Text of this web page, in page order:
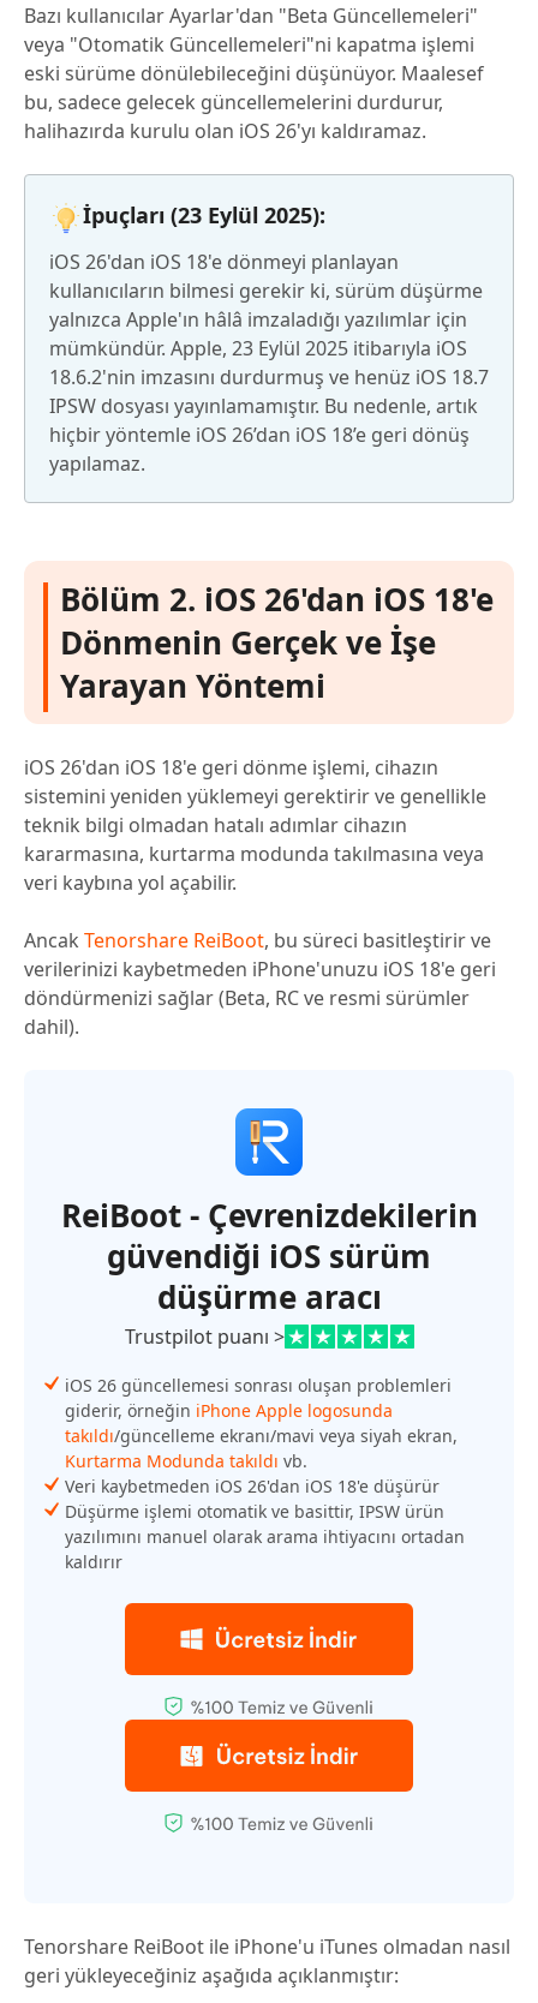
Bazı kullanıcılar Ayarlar'dan "Beta Güncellemeleri"
veya "Otomatik Güncellemeleri"ni kapatma işlemi
eski sürüme dönülebileceğini düşünüyor. Maalesef
bu, sadece gelecek güncellemelerini durdurur,
halihazırda kurulu olan iOS 26'yı kaldıramaz.
İpuçları (23 Eylül 2025):
iOS 26'dan iOS 18'e dönmeyi planlayan
kullanıcıların bilmesi gerekir ki, sürüm düşürme
yalnızca Apple'ın hâlâ imzaladığı yazılımlar için
mümkündür. Apple, 23 Eylül 2025 itibarıyla iOS
18.6.2'nin imzasını durdurmuş ve henüz iOS 18.7
IPSW dosyası yayınlamamıştır. Bu nedenle, artık
hiçbir yöntemle iOS 26’dan iOS 18’e geri dönüş
yapılamaz.
Bölüm 2. iOS 26'dan iOS 18'e
Dönmenin Gerçek ve İşe
Yarayan Yöntemi
iOS 26'dan iOS 18'e geri dönme işlemi, cihazın
sistemini yeniden yüklemeyi gerektirir ve genellikle
teknik bilgi olmadan hatalı adımlar cihazın
kararmasına, kurtarma modunda takılmasına veya
veri kaybına yol açabilir.
Ancak Tenorshare ReiBoot, bu süreci basitleştirir ve
verilerinizi kaybetmeden iPhone'unuzu iOS 18'e geri
döndürmenizi sağlar (Beta, RC ve resmi sürümler
dahil).
ReiBoot - Çevrenizdekilerin
güvendiği iOS sürüm
düşürme aracı
Trustpilot puanı >
iOS 26 güncellemesi sonrası oluşan problemleri
giderir, örneğin iPhone Apple logosunda
takıldı/güncelleme ekranı/mavi veya siyah ekran,
Kurtarma Modunda takıldı vb.
Veri kaybetmeden iOS 26'dan iOS 18'e düşürür
Düşürme işlemi otomatik ve basittir, IPSW ürün
yazılımını manuel olarak arama ihtiyacını ortadan
kaldırır
Tenorshare ReiBoot ile iPhone'u iTunes olmadan nasıl
geri yükleyeceğiniz aşağıda açıklanmıştır: